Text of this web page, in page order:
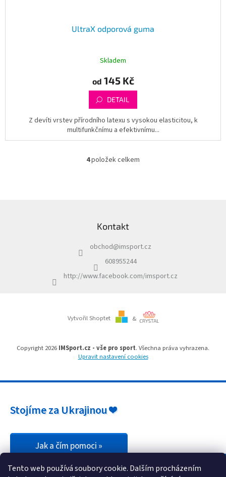
Tento web používá soubory cookie. Dalším procházením
UltraX odporová guma
Skladem
od 145 Kč
DETAIL
Z devíti vrstev přírodního latexu s vysokou elasticitou, k
multifunkčnímu a efektivnímu...
O
c
í
p
r
v
y
4položek celkem
Kontakt
obchod@imsport.cz
608955244
http://www.facebook.com/imsport.cz
Vytvořil Shoptet &
Copyright 2026 IMSport.cz - vše pro sport. Všechna práva vyhrazena.
Upravit nastavení cookies
Stojíme za Ukrajinou ❤️
Jak a čím pomoci »